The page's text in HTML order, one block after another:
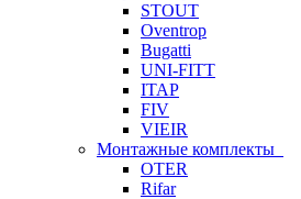
STOUT
Oventrop
Bugatti
UNI-FITT
ITAP
FIV
VIEIR
Монтажные комплекты
OTER
Rifar